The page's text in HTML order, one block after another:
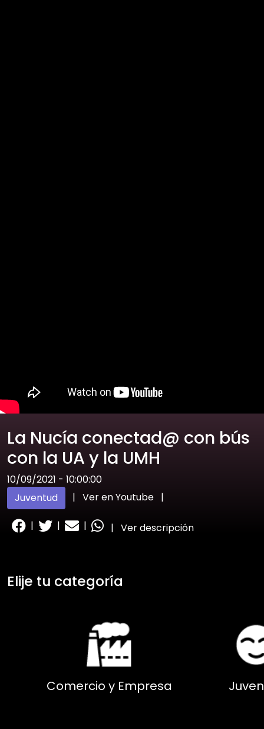
La Nucía conectad@ con bús
con la UA y la UMH
10/09/2021 - 10:00:00
Juventud
| Ver en Youtube |
| | | | Ver descripción
Elije tu categoría
Comercio y Empresa